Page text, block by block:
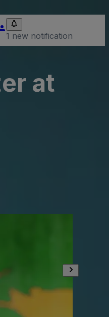
1 new notification
at